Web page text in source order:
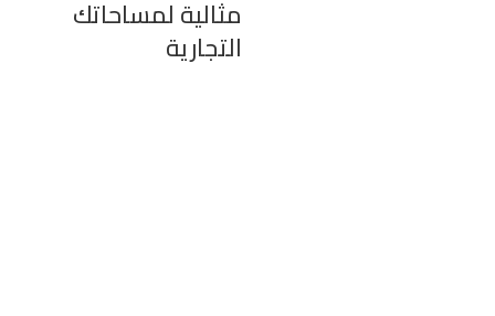
مثالية لمساحاتك
التجارية